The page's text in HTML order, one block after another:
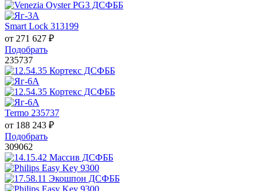
Smart Lock 313199
от 271 627 ₽
Подобрать
235737
Termo 235737
от 188 243 ₽
Подобрать
309062